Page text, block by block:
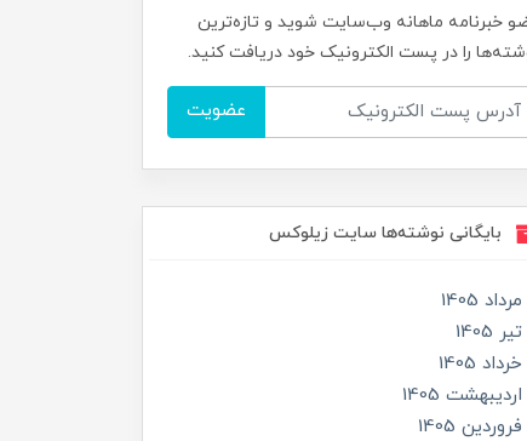
خبرنامه ماهانه وب‌سایت شوید و تازه‌ترین
را در پست الکترونیک خود دریافت کنید.
عضویت
بایگانی نوشته‌ها سایت زیلوکس
مرداد 1405
تير 1405
خرداد 1405
ارديبهشت 1405
فروردین 1405